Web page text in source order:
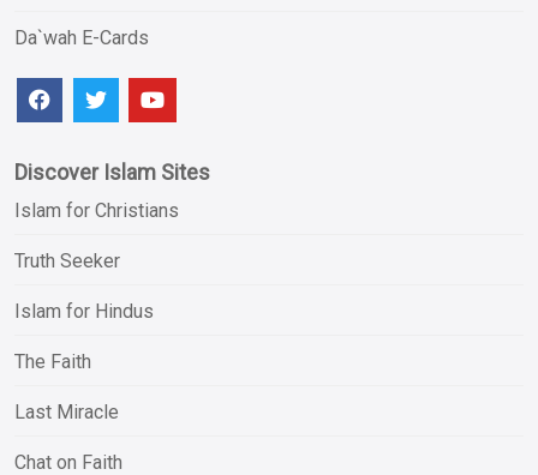
Da`wah E-Cards
Discover Islam Sites
Islam for Christians
Truth Seeker
Islam for Hindus
The Faith
Last Miracle
Chat on Faith